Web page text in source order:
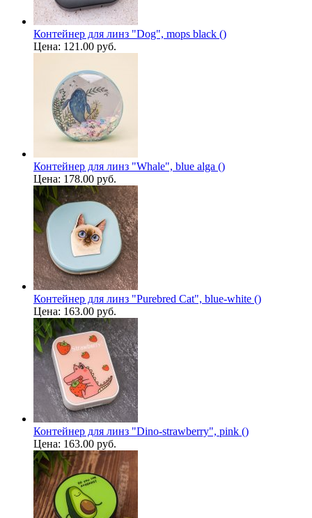
Контейнер для линз "Dog", mops black ()
Цена: 121.00 руб.
Контейнер для линз "Whale", blue alga ()
Цена: 178.00 руб.
Контейнер для линз "Purebred Cat", blue-white ()
Цена: 163.00 руб.
Контейнер для линз "Dino-strawberry", pink ()
Цена: 163.00 руб.